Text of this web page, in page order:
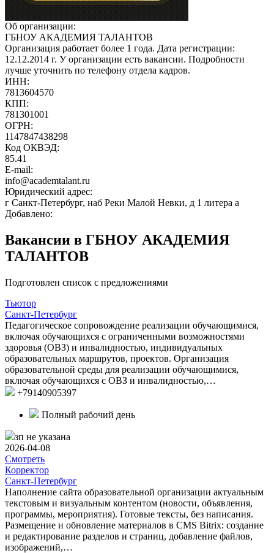
Об организации:
ГБНОУ АКАДЕМИЯ ТАЛАНТОВ
Организация работает более 1 года. Дата регистрации:
12.12.2014 г. У организации есть вакансии. Подробности
лучше уточнить по телефону отдела кадров.
ИНН:
7813604570
КПП:
781301001
ОГРН:
1147847438298
Код ОКВЭД:
85.41
E-mail:
info@academtalant.ru
Юридический адрес:
г Санкт-Петербург, наб Реки Малой Невки, д 1 литера а
Добавлено:
Вакансии в ГБНОУ АКАДЕМИЯ
ТАЛАНТОВ
Подготовлен список с предложениями
Тьютор
Санкт-Петербург
Педагогическое сопровождение реализации обучающимися,
включая обучающихся с ограниченными возможностями
здоровья (ОВЗ) и инвалидностью, индивидуальных
образовательных маршрутов, проектов. Организация
образовательной среды для реализации обучающимися,
включая обучающихся с ОВЗ и инвалидностью,…
+79140905397
Полный рабочий день
зп не указана
2026-04-08
Смотреть
Корректор
Санкт-Петербург
Наполнение сайта образовательной организации актуальным
текстовым и визуальным контентом (новости, объявления,
программы, мероприятия). Готовые тексты, без написания.
Размещение и обновление материалов в CMS Bitrix: создание
и редактирование разделов и страниц, добавление файлов,
изображений,…